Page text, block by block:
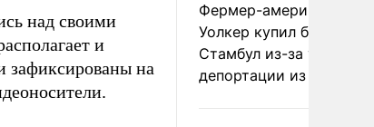
над своими
и
зафиксированы на
Фермер-американец
Уолкер купил билет в
Стамбул из-за угрозы
депортации из России